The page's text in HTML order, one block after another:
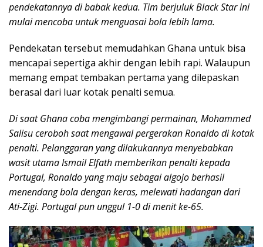
pendekatannya di babak kedua. Tim berjuluk Black Star ini
mulai mencoba untuk menguasai bola lebih lama.
Pendekatan tersebut memudahkan Ghana untuk bisa
mencapai sepertiga akhir dengan lebih rapi. Walaupun
memang empat tembakan pertama yang dilepaskan
berasal dari luar kotak penalti semua.
Di saat Ghana coba mengimbangi permainan, Mohammed
Salisu ceroboh saat mengawal pergerakan Ronaldo di kotak
penalti. Pelanggaran yang dilakukannya menyebabkan
wasit utama Ismail Elfath memberikan penalti kepada
Portugal, Ronaldo yang maju sebagai algojo berhasil
menendang bola dengan keras, melewati hadangan dari
Ati-Zigi. Portugal pun unggul 1-0 di menit ke-65.